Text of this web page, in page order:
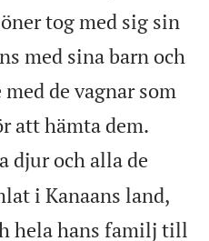
tog med sig sin
med sina barn och
de vagnar som
att hämta dem.
djur och alla de
i Kanaans land,
hela hans familj till